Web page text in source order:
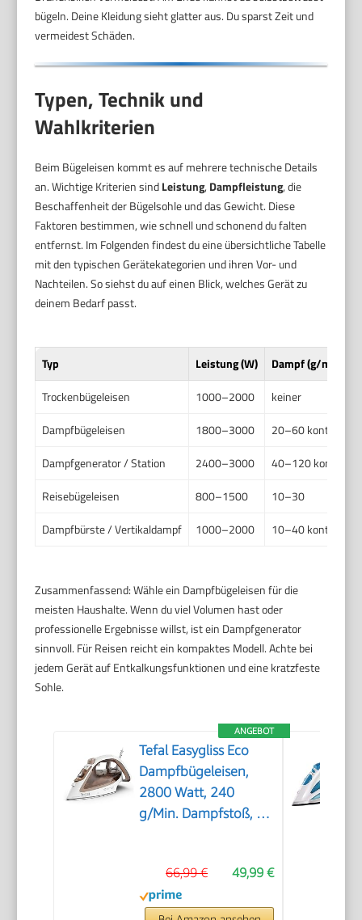
bügeln. Deine Kleidung sieht glatter aus. Du sparst Zeit und
vermeidest Schäden.
Typen, Technik und
Wahlkriterien
Beim Bügeleisen kommt es auf mehrere technische Details
an. Wichtige Kriterien sindLeistung, Dampfleistung, die
Beschaffenheit der Bügelsohle und das Gewicht. Diese
Faktoren bestimmen, wie schnell und schonend du falten
entfernst. Im Folgenden findest du eine übersichtliche Tabelle
mit den typischen Gerätekategorien und ihren Vor- und
Nachteilen. So siehst du auf einen Blick, welches Gerät zu
deinem Bedarf passt.
Typ Leistung (W)
Dampf (g/min)
Trockenbügeleisen
1000–2000
keiner
Dampfbügeleisen
1800–3000
20–60 kontin.,
Dampfgenerator / Station
2400–3000
40–120 kontin.,
Reisebügeleisen
800–1500
10–30
Dampfbürste / Vertikaldampf
1000–2000 10–40 kontin.
Zusammenfassend: Wähle ein Dampfbügeleisen für die
meisten Haushalte. Wenn du viel Volumen hast oder
professionelle Ergebnisse willst, ist ein Dampfgenerator
sinnvoll. Für Reisen reicht ein kompaktes Modell. Achte bei
jedem Gerät auf Entkalkungsfunktionen und eine kratzfeste
Sohle.
ANGEBOT
Tefal Easygliss Eco
Dampfbügeleisen,
2800 Watt, 240
g/Min. Dampfstoß, 50
Vertikaldampf,
Durilium AirGlide
49,99 €
66,99 €